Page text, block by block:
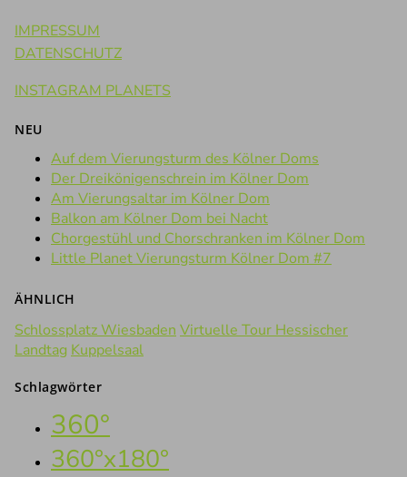
IMPRESSUM
DATENSCHUTZ
INSTAGRAM PLANETS
NEU
Auf dem Vierungsturm des Kölner Doms
Der Dreikönigenschrein im Kölner Dom
Am Vierungsaltar im Kölner Dom
Balkon am Kölner Dom bei Nacht
Chorgestühl und Chorschranken im Kölner Dom
Little Planet Vierungsturm Kölner Dom #7
ÄHNLICH
Schlossplatz Wiesbaden Virtuelle Tour Hessischer
Landtag Kuppelsaal
Schlagwörter
360°
360°x180°